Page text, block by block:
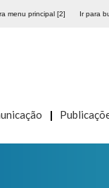
menu principal [2] Ir para